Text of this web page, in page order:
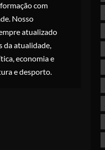
com
Nosso
atualizado
da atualidade,
economia e
e desporto.